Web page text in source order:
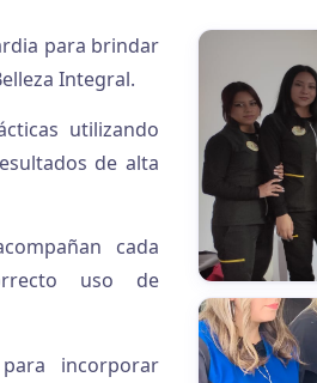
para brindar
Integral.
utilizando
de alta
cada
uso de
incorporar